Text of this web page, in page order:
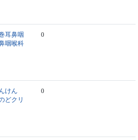
耳鼻咽
咽喉科
0
けん
どクリ
0